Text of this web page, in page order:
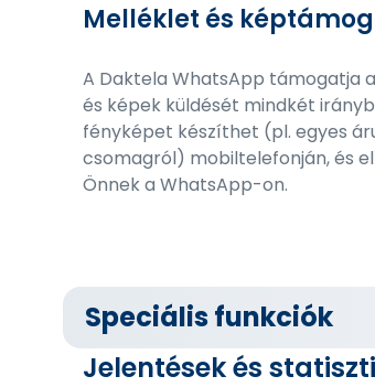
Melléklet és
A Daktela WhatsApp támogatja
és képek küldését mindkét
fényképet készíthet (pl. egyes
csomagról) mobiltelefonján, és
Önnek a WhatsApp-on.
Speciális funkciók
Jelentések és